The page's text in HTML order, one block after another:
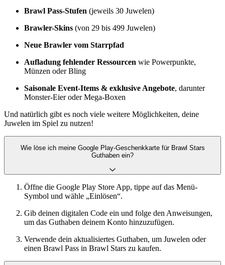
Brawl Pass-Stufen (jeweils 30 Juwelen)
Brawler-Skins (von 29 bis 499 Juwelen)
Neue Brawler vom Starrpfad
Aufladung fehlender Ressourcen wie Powerpunkte,
Münzen oder Bling
Saisonale Event-Items & exklusive Angebote, darunter
Monster-Eier oder Mega-Boxen
Und natürlich gibt es noch viele weitere Möglichkeiten, deine
Juwelen im Spiel zu nutzen!
Wie löse ich meine Google Play-Geschenkkarte für Brawl Stars
Guthaben ein?
Öffne die Google Play Store App, tippe auf das Menü-
Symbol und wähle „Einlösen“.
Gib deinen digitalen Code ein und folge den Anweisungen,
um das Guthaben deinem Konto hinzuzufügen.
Verwende dein aktualisiertes Guthaben, um Juwelen oder
einen Brawl Pass in Brawl Stars zu kaufen.